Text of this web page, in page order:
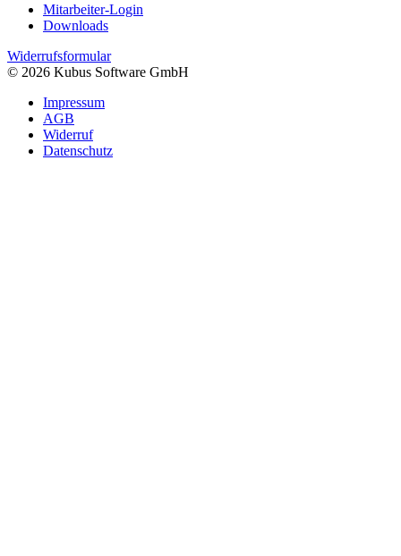
Mitarbeiter-Login
Downloads
Widerrufsformular
© 2026 Kubus Software GmbH
Impressum
AGB
Widerruf
Datenschutz